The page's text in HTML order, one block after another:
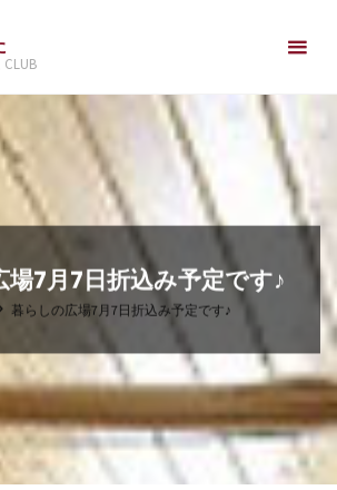
7月7日折込み予定です♪
暮らしの広場7月7日折込み予定です♪